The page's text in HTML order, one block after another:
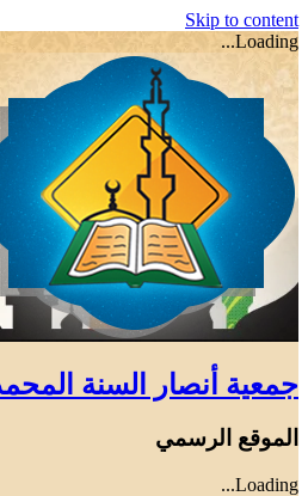
Skip to content
Loading...
جمعية أنصار السنة
الموقع الرسمي
Loading...